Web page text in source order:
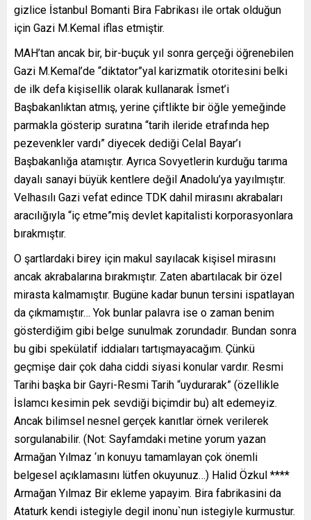
gizlice İstanbul Bomanti Bira Fabrikası ile ortak olduğun
için Gazi M.Kemal iflas etmiştir.
MAH’tan ancak bir, bir-buçuk yıl sonra gerçeği öğrenebilen
Gazi M.Kemal’de “diktator”yal karizmatik otoritesini belki
de ilk defa kişisellik olarak kullanarak İsmet’i
Başbakanlıktan atmış, yerine çiftlikte bir öğle yemeğinde
parmakla gösterip suratına “tarih ileride etrafında hep
pezevenkler vardı” diyecek dediği Celal Bayar’ı
Başbakanlığa atamıştır. Ayrıca Sovyetlerin kurduğu tarıma
dayalı sanayi büyük kentlere değil Anadolu’ya yayılmıştır.
Velhasılı Gazi vefat edince TDK dahil mirasını akrabaları
aracılığıyla “iç etme”miş devlet kapitalisti korporasyonlara
bırakmıştır.
O şartlardaki birey için makul sayılacak kişisel mirasını
ancak akrabalarına bırakmıştır. Zaten abartılacak bir özel
mirasta kalmamıştır. Bugüne kadar bunun tersini ispatlayan
da çıkmamıştır… Yok bunlar palavra ise o zaman benim
gösterdiğim gibi belge sunulmak zorundadır. Bundan sonra
bu gibi spekülatif iddiaları tartışmayacağım. Çünkü
geçmişe dair çok daha ciddi siyasi konular vardır. Resmi
Tarihi başka bir Gayri-Resmi Tarih “uydurarak” (özellikle
İslamcı kesimin pek sevdiği biçimdir bu) alt edemeyiz.
Ancak bilimsel nesnel gerçek kanıtlar örnek verilerek
sorgulanabilir. (Not: Sayfamdaki metine yorum yazan
Armağan Yılmaz ‘ın konuyu tamamlayan çok önemli
belgesel açıklamasını lütfen okuyunuz…) Halid Özkul ****
Armağan Yılmaz Bir ekleme yapayim. Bira fabrikasini da
Ataturk kendi istegiyle degil inonu`nun istegiyle kurmustur.